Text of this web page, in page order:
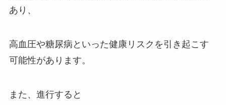
あり、
高血圧や糖尿病といった健康リスクを引き起こす
可能性があります。
また、進行すると